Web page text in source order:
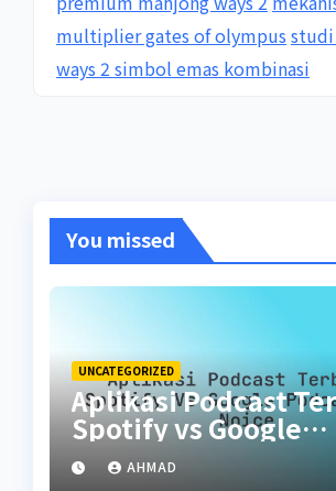
multiplier gates of olympus
ways 2 simbol emas kombinasi
You missed
UNCATEGORIZED
Aplikasi Podcast
Spotify vs Google
Podcasts vs Noice
AHMAD